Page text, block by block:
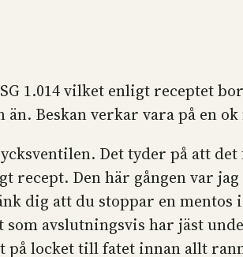
1.014 vilket enligt receptet
Beskan verkar vara på en ok
Det tyder på att
recept. Den här gången var
dig att du stoppar en mentos
som avslutningsvis har jäst
på locket till fatet innan allt